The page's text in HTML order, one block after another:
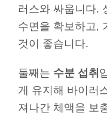
러스와 싸웁니다.
수면을 확보하고,
것이 좋습니다.
둘째는 수분 섭취
게 유지해 바이러
져나간 체액을 보